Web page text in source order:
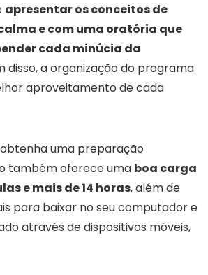
apresentar os conceitos de
e com uma oratória que
cada minúcia da
disso, a organização do programa
aproveitamento de cada
uma preparação
também oferece uma boa carga
e mais de 14 horas, além de
para baixar no seu computador e
através de dispositivos móveis,